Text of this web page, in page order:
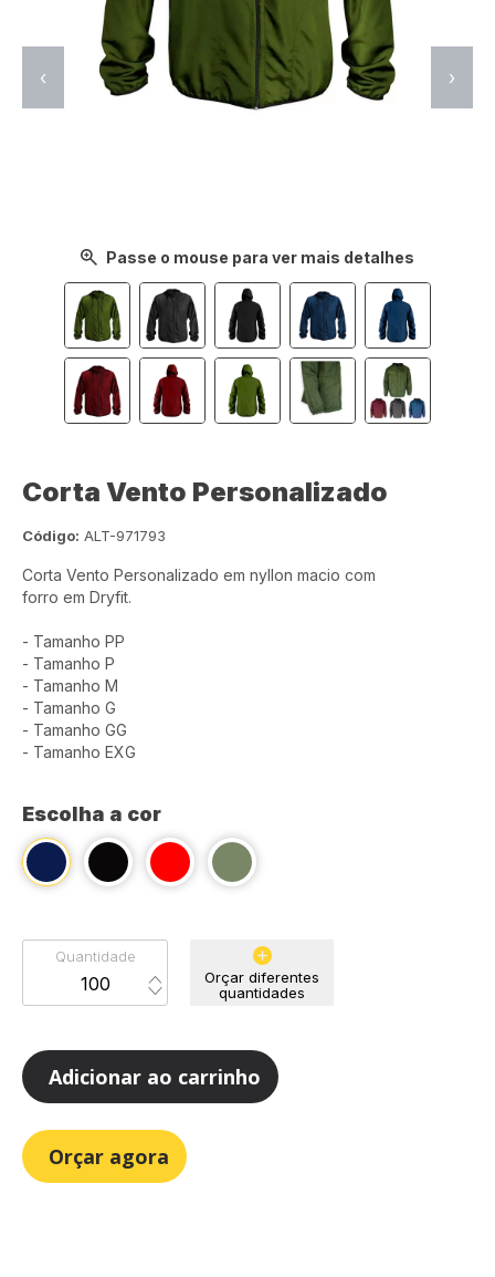
Passe o mouse para ver mais detalhes
‹ ›
Corta Vento Personalizado
Código: ALT-971793
Corta Vento Personalizado em nyllon macio com
forro em Dryfit.
- Tamanho PP
- Tamanho P
- Tamanho M
- Tamanho G
- Tamanho GG
- Tamanho EXG
Escolha a cor
Quantidade
Orçar diferentes
quantidades
Adicionar ao carrinho
Orçar agora